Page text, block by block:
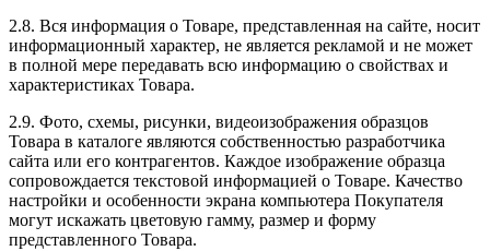
2.8. Вся информация о Товаре, представленная на сайте, носит
информационный характер, не является рекламой и не может
в полной мере передавать всю информацию о свойствах и
характеристиках Товара.
2.9. Фото, схемы, рисунки, видеоизображения образцов
Товара в каталоге являются собственностью разработчика
сайта или его контрагентов. Каждое изображение образца
сопровождается текстовой информацией о Товаре. Качество
настройки и особенности экрана компьютера Покупателя
могут искажать цветовую гамму, размер и форму
представленного Товара.